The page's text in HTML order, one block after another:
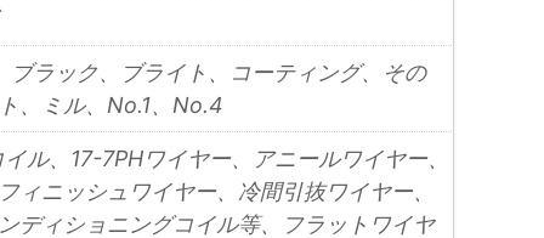
ブラック、ブライト、コーティング、その
、ミル、No.1、No.4
ル、17-7PHワイヤー、アニールワイヤー、
ィニッシュワイヤー、冷間引抜ワイヤー、
ディショニングコイル等、フラットワイヤ